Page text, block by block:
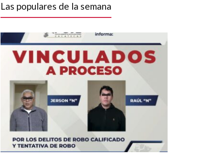
Las populares de la semana